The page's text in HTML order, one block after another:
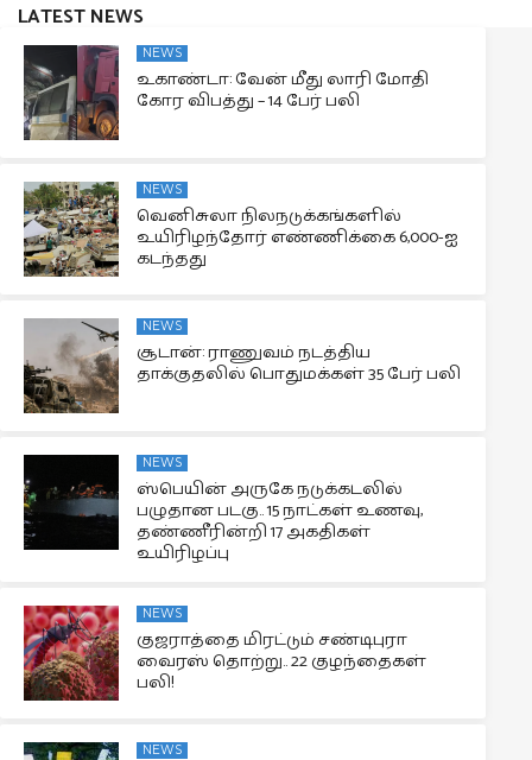
LATEST NEWS
NEWS
உகாண்டா: வேன் மீது லாரி மோதி
கோர விபத்து – 14 பேர் பலி
NEWS
வெனிசுலா நிலநடுக்கங்களில்
உயிரிழந்தோர் எண்ணிக்கை 6,000-ஐ
கடந்தது
NEWS
சூடான்: ராணுவம் நடத்திய
தாக்குதலில் பொதுமக்கள் 35 பேர் பலி
NEWS
ஸ்பெயின் அருகே நடுக்கடலில்
பழுதான படகு.. 15 நாட்கள் உணவு,
தண்ணீரின்றி 17 அகதிகள்
உயிரிழப்பு
NEWS
குஜராத்தை மிரட்டும் சண்டிபுரா
வைரஸ் தொற்று.. 22 குழந்தைகள்
பலி!
NEWS